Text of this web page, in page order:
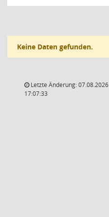
Keine Daten gefunden.
Letzte Änderung: 07.08.2026
17:07:33